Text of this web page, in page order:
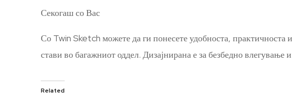
Секогаш со Вас
Со Twin Sketch можете да ги понесете удобноста,
стави во багажниот оддел. Дизајнирана е за безбедно влегување
Related